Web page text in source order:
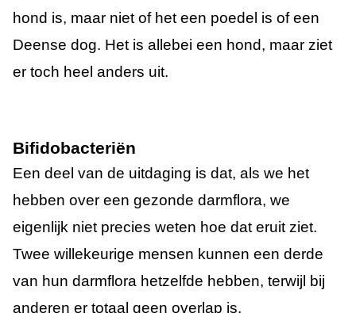
hond is, maar niet of het een poedel is of een
Deense dog. Het is allebei een hond, maar ziet
er toch heel anders uit.
Bifidobacteriën
Een deel van de uitdaging is dat, als we het
hebben over een gezonde darmflora, we
eigenlijk niet precies weten hoe dat eruit ziet.
Twee willekeurige mensen kunnen een derde
van hun darmflora hetzelfde hebben, terwijl bij
anderen er totaal geen overlap is.